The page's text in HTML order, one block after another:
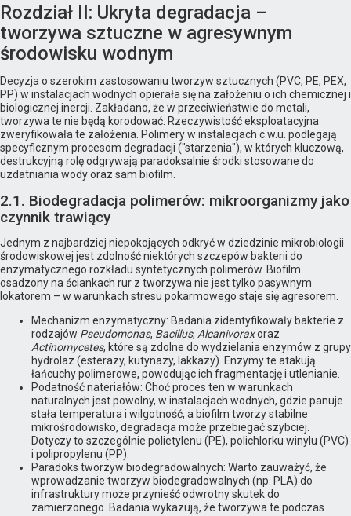
Rozdział II: Ukryta degradacja –
tworzywa sztuczne w agresywnym
środowisku wodnym
Decyzja o szerokim zastosowaniu tworzyw sztucznych (PVC, PE, PEX,
PP) w instalacjach wodnych opierała się na założeniu o ich chemicznej i
biologicznej inercji. Zakładano, że w przeciwieństwie do metali,
tworzywa te nie będą korodować. Rzeczywistość eksploatacyjna
zweryfikowała te założenia. Polimery w instalacjach c.w.u. podlegają
specyficznym procesom degradacji ("starzenia"), w których kluczową,
destrukcyjną rolę odgrywają paradoksalnie środki stosowane do
uzdatniania wody oraz sam biofilm.
2.1. Biodegradacja polimerów: mikroorganizmy jako
czynnik trawiący
Jednym z najbardziej niepokojących odkryć w dziedzinie mikrobiologii
środowiskowej jest zdolność niektórych szczepów bakterii do
enzymatycznego rozkładu syntetycznych polimerów. Biofilm
osadzony na ściankach rur z tworzywa nie jest tylko pasywnym
lokatorem – w warunkach stresu pokarmowego staje się agresorem.
Mechanizm enzymatyczny: Badania zidentyfikowały bakterie z
rodzajów Pseudomonas, Bacillus, Alcanivoraxoraz
Actinomycetes, które są zdolne do wydzielania enzymów z grupy
hydrolaz (esterazy, kutynazy, lakkazy). Enzymy te atakują
łańcuchy polimerowe, powodując ich fragmentację i utlenianie.
Podatność nateriałów: Choć proces ten w warunkach
naturalnych jest powolny, w instalacjach wodnych, gdzie panuje
stała temperatura i wilgotność, a biofilm tworzy stabilne
mikrośrodowisko, degradacja może przebiegać szybciej.
Dotyczy to szczególnie polietylenu (PE), polichlorku winylu (PVC)
i polipropylenu (PP).
Paradoks tworzyw biodegradowalnych: Warto zauważyć, że
wprowadzanie tworzyw biodegradowalnych (np. PLA) do
infrastruktury może przynieść odwrotny skutek do
zamierzonego. Badania wykazują, że tworzywa te podczas